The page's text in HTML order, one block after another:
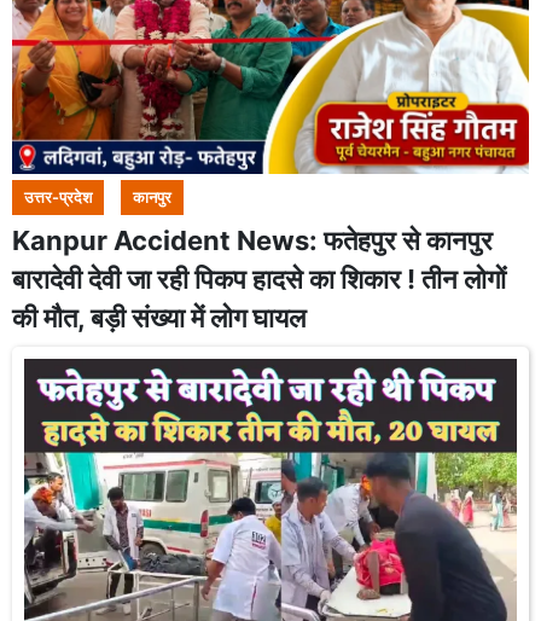
उत्तर-प्रदेश कानपुर
Kanpur Accident News: फतेहपुर से कानपुर
बारादेवी देवी जा रही पिकप हादसे का शिकार ! तीन लोगों
की मौत, बड़ी संख्या में लोग घायल